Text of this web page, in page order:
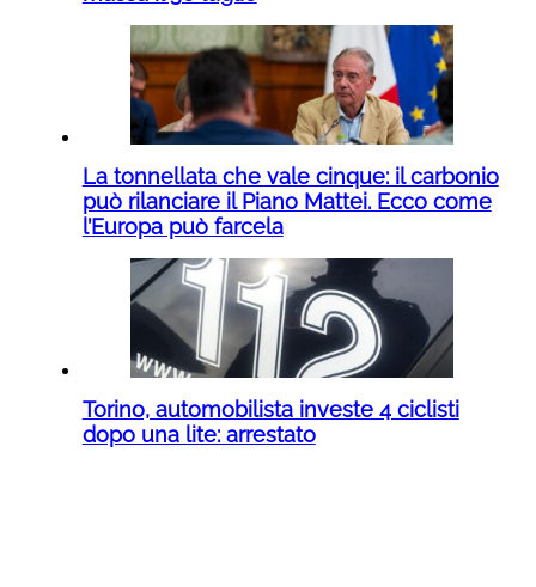
La tonnellata che vale cinque: il carbonio
può rilanciare il Piano Mattei. Ecco come
l’Europa può farcela
Torino, automobilista investe 4 ciclisti
dopo una lite: arrestato